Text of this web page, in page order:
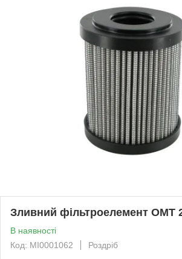
Зливний фільтроелемент OMT
В наявності
Код: MI0001062
Роздріб